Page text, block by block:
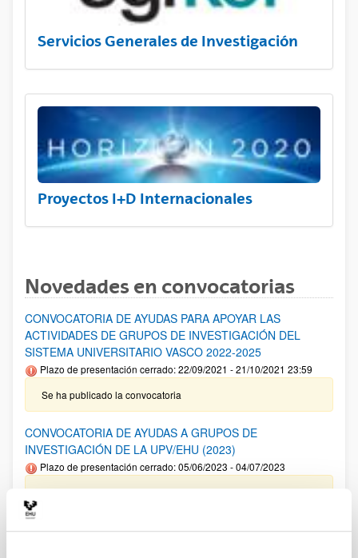
Servicios Generales de Investigación
Proyectos I+D Internacionales
Novedades en convocatorias
CONVOCATORIA DE AYUDAS PARA APOYAR LAS
ACTIVIDADES DE GRUPOS DE INVESTIGACIÓN DEL
SISTEMA UNIVERSITARIO VASCO 2022-2025
Plazo de presentación cerrado: 22/09/2021 - 21/10/2021 23:59
Se ha publicado la convocatoria
CONVOCATORIA DE AYUDAS A GRUPOS DE
INVESTIGACIÓN DE LA UPV/EHU (2023)
Plazo de presentación cerrado: 05/06/2023 - 04/07/2023
14/02/2024 Resolución Definitiva de ayudas concedidas y
provisional de solicitudes admitidas y excluidas para